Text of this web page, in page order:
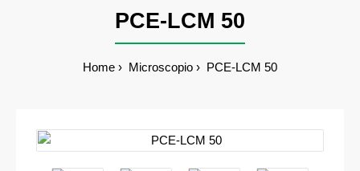
PCE-LCM 50
Home Microscopio PCE-LCM 50